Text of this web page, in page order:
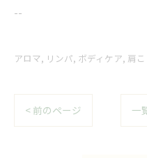
--
アロマ リンパ ボディケア 肩こ
< 前のページ 一